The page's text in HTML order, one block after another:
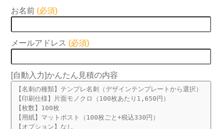
お名前 (必須)
メールアドレス (必須)
[自動入力]かんたん見積の内容